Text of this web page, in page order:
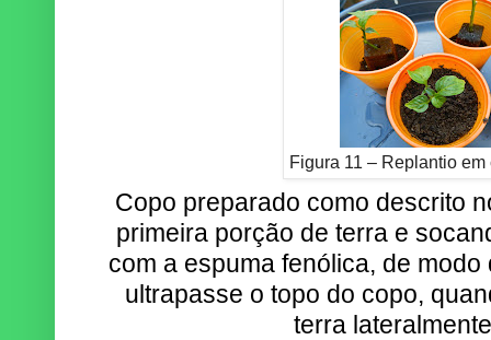
Figura 11 – Replantio em
Copo preparado como descrito
primeira porção de terra e
com a espuma fenólica, de
ultrapasse o topo do copo,
terra